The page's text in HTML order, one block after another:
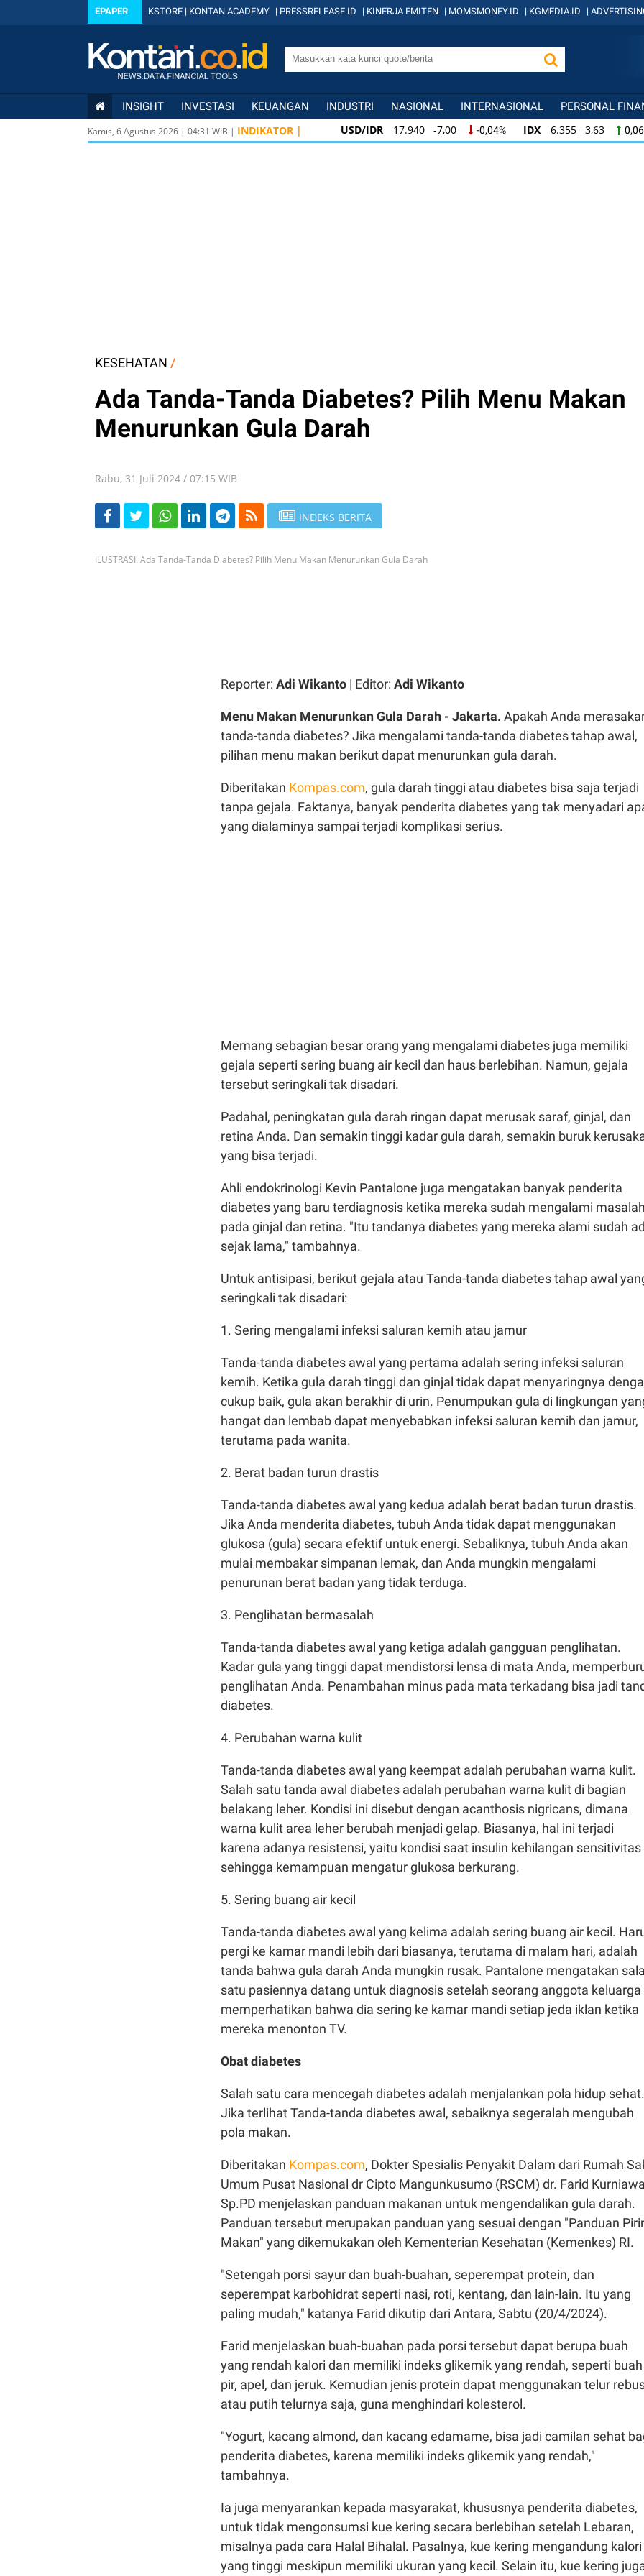
EPAPER KSTORE | KONTAN ACADEMY | PRESSRELEASE.ID | KINERJA EMITEN | MOMSMONEY.ID | KGMEDIA.ID |
INSIGHT INVESTASI KEUANGAN INDUSTRI NASIONAL INTERNASIONAL PERSONAL
Kamis, 6 Agustus 2026 | 04:31 WIB | INDIKATOR | USD/IDR 17.940 -7,00 -0,04% IDX 6.355 3,63
USD/IDR 17.940 -7,00 -0,04% IDX 6.355 3,63
KESEHATAN /
Ada Tanda-Tanda Diabetes? Pilih Menu Makan
Menurunkan Gula Darah
Rabu, 31 Juli 2024 / 07:15 WIB
INDEKS BERITA
ILUSTRASI. Ada Tanda-Tanda Diabetes? Pilih Menu Makan Menurunkan Gula Darah
Reporter: Adi Wikanto | Editor: Adi Wikanto
Menu Makan Menurunkan Gula Darah - Jakarta. Apakah Anda
tanda-tanda diabetes? Jika mengalami tanda-tanda diabetes tahap awal,
pilihan menu makan berikut dapat menurunkan gula darah.
Diberitakan Kompas.com, gula darah tinggi atau diabetes bisa saja terjadi
tanpa gejala. Faktanya, banyak penderita diabetes yang tak menyadari
yang dialaminya sampai terjadi komplikasi serius.
Memang sebagian besar orang yang mengalami diabetes juga memiliki
gejala seperti sering buang air kecil dan haus berlebihan. Namun, gejala
tersebut seringkali tak disadari.
Padahal, peningkatan gula darah ringan dapat merusak saraf, ginjal, dan
retina Anda. Dan semakin tinggi kadar gula darah, semakin buruk
yang bisa terjadi.
Ahli endokrinologi Kevin Pantalone juga mengatakan banyak penderita
diabetes yang baru terdiagnosis ketika mereka sudah mengalami
pada ginjal dan retina. "Itu tandanya diabetes yang mereka alami sudah
sejak lama," tambahnya.
Untuk antisipasi, berikut gejala atau Tanda-tanda diabetes tahap awal
seringkali tak disadari:
1. Sering mengalami infeksi saluran kemih atau jamur
Tanda-tanda diabetes awal yang pertama adalah sering infeksi saluran
kemih. Ketika gula darah tinggi dan ginjal tidak dapat menyaringnya
cukup baik, gula akan berakhir di urin. Penumpukan gula di lingkungan
hangat dan lembab dapat menyebabkan infeksi saluran kemih dan jamur,
terutama pada wanita.
2. Berat badan turun drastis
Tanda-tanda diabetes awal yang kedua adalah berat badan turun drastis.
Jika Anda menderita diabetes, tubuh Anda tidak dapat menggunakan
glukosa (gula) secara efektif untuk energi. Sebaliknya, tubuh Anda akan
mulai membakar simpanan lemak, dan Anda mungkin mengalami
penurunan berat badan yang tidak terduga.
3. Penglihatan bermasalah
Tanda-tanda diabetes awal yang ketiga adalah gangguan penglihatan.
Kadar gula yang tinggi dapat mendistorsi lensa di mata Anda,
penglihatan Anda. Penambahan minus pada mata terkadang bisa jadi
diabetes.
4. Perubahan warna kulit
Tanda-tanda diabetes awal yang keempat adalah perubahan warna kulit.
Salah satu tanda awal diabetes adalah perubahan warna kulit di bagian
belakang leher. Kondisi ini disebut dengan acanthosis nigricans, dimana
warna kulit area leher berubah menjadi gelap. Biasanya, hal ini terjadi
karena adanya resistensi, yaitu kondisi saat insulin kehilangan sensitivitas
sehingga kemampuan mengatur glukosa berkurang.
5. Sering buang air kecil
Tanda-tanda diabetes awal yang kelima adalah sering buang air kecil.
pergi ke kamar mandi lebih dari biasanya, terutama di malam hari, adalah
tanda bahwa gula darah Anda mungkin rusak. Pantalone mengatakan
satu pasiennya datang untuk diagnosis setelah seorang anggota keluarga
memperhatikan bahwa dia sering ke kamar mandi setiap jeda iklan ketika
mereka menonton TV.
Obat diabetes
Salah satu cara mencegah diabetes adalah menjalankan pola hidup sehat.
Jika terlihat Tanda-tanda diabetes awal, sebaiknya segeralah mengubah
pola makan.
Diberitakan Kompas.com, Dokter Spesialis Penyakit Dalam dari Rumah
Umum Pusat Nasional dr Cipto Mangunkusumo (RSCM) dr. Farid
Sp.PD menjelaskan panduan makanan untuk mengendalikan gula darah.
Panduan tersebut merupakan panduan yang sesuai dengan "Panduan
Makan" yang dikemukakan oleh Kementerian Kesehatan (Kemenkes) RI.
"Setengah porsi sayur dan buah-buahan, seperempat protein, dan
seperempat karbohidrat seperti nasi, roti, kentang, dan lain-lain. Itu yang
paling mudah," katanya Farid dikutip dari Antara, Sabtu (20/4/2024).
Farid menjelaskan buah-buahan pada porsi tersebut dapat berupa buah
yang rendah kalori dan memiliki indeks glikemik yang rendah, seperti buah
pir, apel, dan jeruk. Kemudian jenis protein dapat menggunakan telur
atau putih telurnya saja, guna menghindari kolesterol.
"Yogurt, kacang almond, dan kacang edamame, bisa jadi camilan sehat
penderita diabetes, karena memiliki indeks glikemik yang rendah,"
tambahnya.
Ia juga menyarankan kepada masyarakat, khususnya penderita diabetes,
untuk tidak mengonsumsi kue kering secara berlebihan setelah Lebaran,
misalnya pada cara Halal Bihalal. Pasalnya, kue kering mengandung kalori
yang tinggi meskipun memiliki ukuran yang kecil. Selain itu, kue kering